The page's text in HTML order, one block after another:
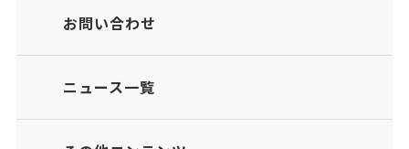
お問い合わせ
ニュース一覧